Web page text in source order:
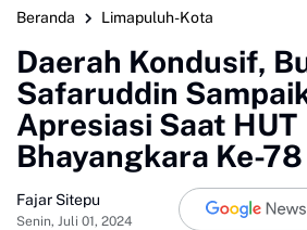
Beranda Limapuluh-Kota
Daerah Kondusif,
Safaruddin
Apresiasi Saat HUT
Bhayangkara Ke-78
Fajar Sitepu
Senin, Juli 01, 2024